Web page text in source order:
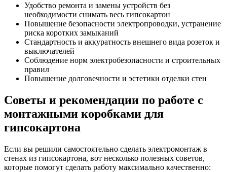
Удобство ремонта и замены устройств без
необходимости снимать весь гипсокартон
Повышение безопасности электропроводки, устранение
риска коротких замыканий
Стандартность и аккуратность внешнего вида розеток и
выключателей
Соблюдение норм электробезопасности и строительных
правил
Повышение долговечности и эстетики отделки стен
Советы и рекомендации по работе с
монтажными коробками для
гипсокартона
Если вы решили самостоятельно сделать электромонтаж в
стенах из гипсокартона, вот несколько полезных советов,
которые помогут сделать работу максимально качественно: